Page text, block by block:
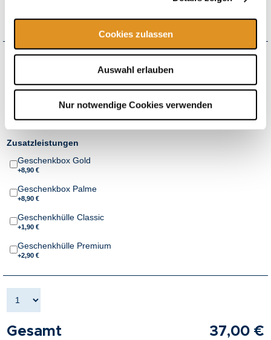
Cookies zulassen
Auswahl erlauben
Nur notwendige Cookies verwenden
flexibel einlösbar*
+4,50 € Versandkosten pro Bestellung
Print@Home
Zusatzleistungen
Geschenkbox Gold
+8,90 €
Geschenkbox Palme
+8,90 €
Geschenkhülle Classic
+1,90 €
Geschenkhülle Premium
+2,90 €
Gesamt 37,00 €